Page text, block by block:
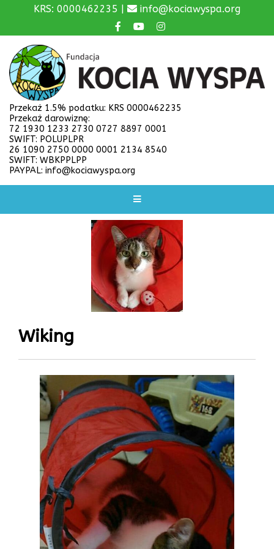
KRS: 0000462235 | info@kociawyspa.org
Przekaż 1.5% podatku: KRS 0000462235
Przekaż darowiznę:
72 1930 1233 2730 0727 8897 0001
SWIFT: POLUPLPR
26 1090 2750 0000 0001 2134 8540
SWIFT: WBKPPLPP
PAYPAL: info@kociawyspa.org
Wiking